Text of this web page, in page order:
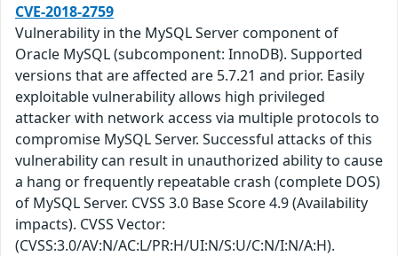
CVE-2018-2759
Vulnerability in the MySQL Server component of
Oracle MySQL (subcomponent: InnoDB). Supported
versions that are affected are 5.7.21 and prior. Easily
exploitable vulnerability allows high privileged
attacker with network access via multiple protocols to
compromise MySQL Server. Successful attacks of this
vulnerability can result in unauthorized ability to cause
a hang or frequently repeatable crash (complete DOS)
of MySQL Server. CVSS 3.0 Base Score 4.9 (Availability
impacts). CVSS Vector:
(CVSS:3.0/AV:N/AC:L/PR:H/UI:N/S:U/C:N/I:N/A:H).